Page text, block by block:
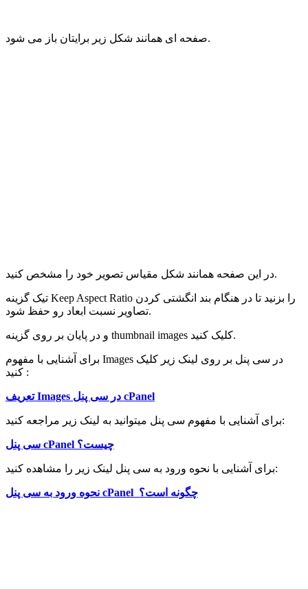
صفحه ای همانند شکل زیر برایتان باز می شود.
در این صفحه همانند شکل مقیاس تصویر خود را مشخص کنید.
تیک گزینه Keep Aspect Ratio را بزنید تا در هنگام بند انگشتی کردن
تصاویر نسبت ابعاد رو حفظ شود.
و در پایان بر روی گزینه thumbnail images کلیک کنید.
برای آشنایی با مفهوم Images در سی پنل بر روی لینک زیر کلیک
کنید :
تعریف Images در سی پنل cPanel
برای آشنایی با مفهوم سی پنل میتوانید به لینک زیر مراجعه کنید:
سی پنل cPanel چیست؟
برای آشنایی با نحوه ورود به سی پنل لینک زیر را مشاهده کنید:
نحوه ورود به سی پنل cPanel چگونه است؟